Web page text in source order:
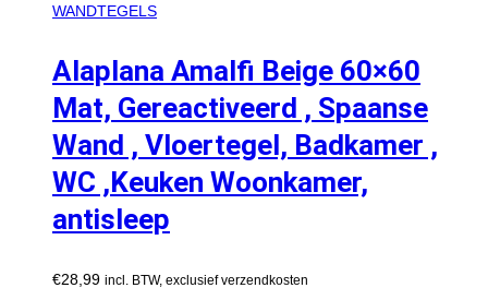
WANDTEGELS
Alaplana Amalfi Beige 60×60
Mat, Gereactiveerd , Spaanse
Wand , Vloertegel, Badkamer ,
WC ,Keuken Woonkamer,
antisleep
€28,99 incl. BTW, exclusief verzendkosten